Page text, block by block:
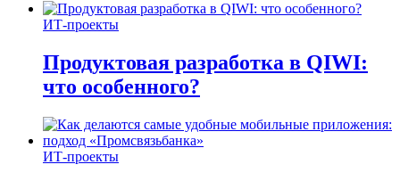
ИТ-проекты
Продуктовая разработка в QIWI:
что особенного?
ИТ-проекты